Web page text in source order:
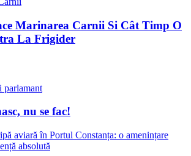
Marinarea Carnii Si Cât Timp O
La Frigider
nu se fac!